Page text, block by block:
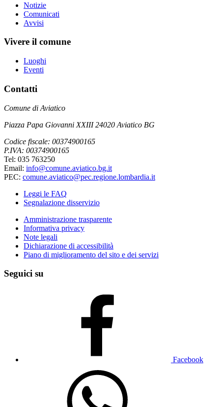
Notizie
Comunicati
Avvisi
Vivere il comune
Luoghi
Eventi
Contatti
Comune di Aviatico
Piazza Papa Giovanni XXIII 24020 Aviatico BG
Codice fiscale: 00374900165
P.IVA: 00374900165
Tel: 035 763250
Email: info@comune.aviatico.bg.it
PEC: comune.aviatico@pec.regione.lombardia.it
Leggi le FAQ
Segnalazione disservizio
Amministrazione trasparente
Informativa privacy
Note legali
Dichiarazione di accessibilità
Piano di miglioramento del sito e dei servizi
Seguici su
Facebook